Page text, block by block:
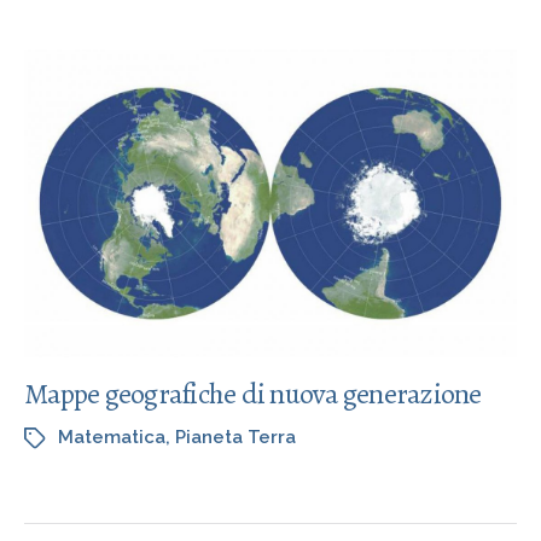
Mappe geografiche di nuova generazione
Matematica, Pianeta Terra